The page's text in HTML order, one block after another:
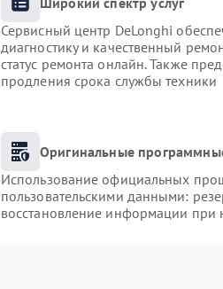
Сервисный центр DeLonghi
диагностику и качественный
статус ремонта онлайн. Также
продления срока службы техники
Оригинальные
Использование официальных
пользовательскими данными:
восстановление информации при